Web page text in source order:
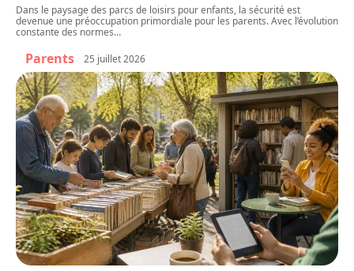
Dans le paysage des parcs de loisirs pour enfants, la sécurité est
devenue une préoccupation primordiale pour les parents. Avec l’évolution
constante des normes…
Parents 25 juillet 2026